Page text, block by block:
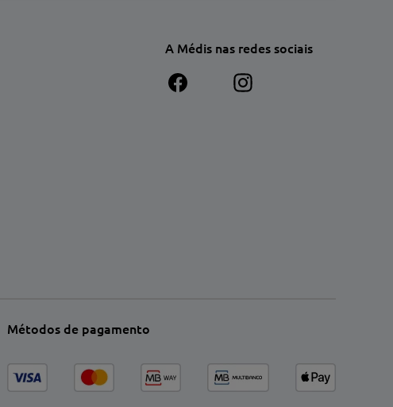
A Médis nas redes sociais
Métodos de pagamento